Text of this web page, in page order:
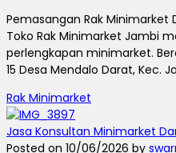
Pemasangan Rak Minimarket
Toko Rak Minimarket Jambi
perlengkapan minimarket.
15 Desa Mendalo Darat, Kec.
Rak Minimarket
Jasa Konsultan Minimarket
Posted on 10/06/2026 by